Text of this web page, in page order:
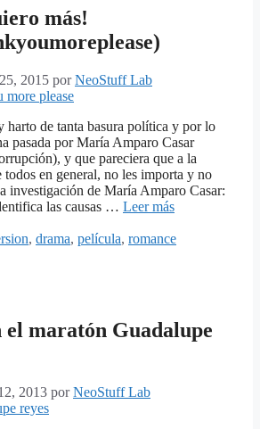
más!
2015 porNeoStuff Lab
harto de tanta basura política y por lo
pasada por María Amparo Casar
y que pareciera que a la
todos en general, no les importa y no
investigación de María Amparo Casar:
las causas … Leer más
, drama, película, romance
maratón Guadalupe
2013 porNeoStuff Lab